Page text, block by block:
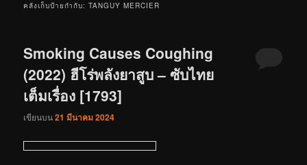
คลังเก็บป้ายกำกับ:TANGUY MERCIER
Smoking Causes Coughing
(2022) ฮีโร่พลังยาสูบ – ซับไทย
เต็มเรื่อง [1793]
เขียนบน21 มีนาคม 2024